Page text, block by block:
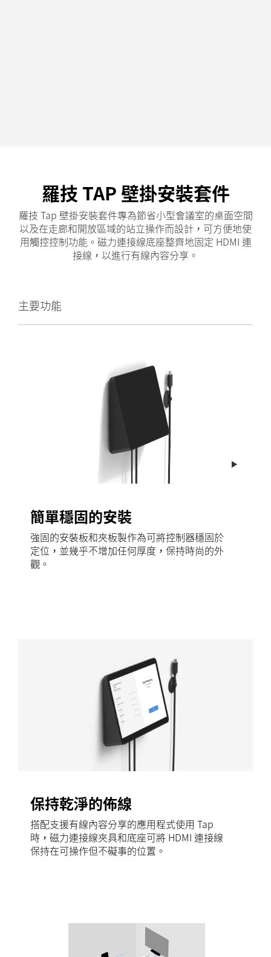
羅技 TAP 壁掛安裝套件
羅技 Tap 壁掛安裝套件專為節省小型會議室的桌面空間
以及在走廊和開放區域的站立操作而設計，可方便地使
用觸控控制功能。磁力連接線底座整齊地固定 HDMI 連
接線，以進行有線內容分享。
主要功能
簡單穩固的安裝
強固的安裝板和夾板製作為可將控制器穩固於
定位，並幾乎不增加任何厚度，保持時尚的外
觀。
保持乾淨的佈線
搭配支援有線內容分享的應用程式使用 Tap
時，磁力連接線夾具和底座可將 HDMI 連接線
保持在可操作但不礙事的位置。